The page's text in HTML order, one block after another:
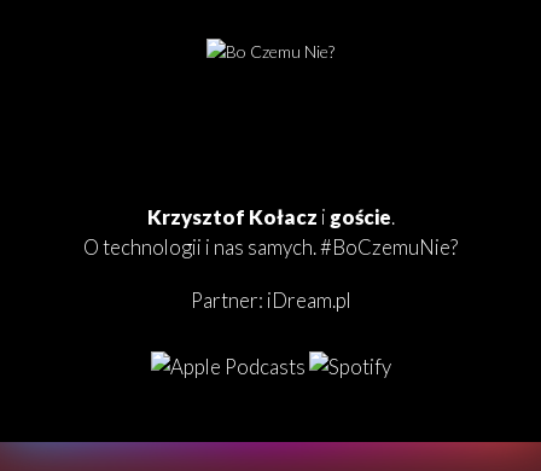
Krzysztof Kołacz i goście.
O technologii i nas samych. #BoCzemuNie?
Partner: iDream.pl